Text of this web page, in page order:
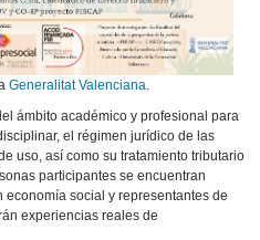
Generalitat Valenciana.
ámbito académico y profesional para
el régimen jurídico de las
uso, así como su tratamiento tributario
participantes se encuentran
social y representantes de
experiencias reales de